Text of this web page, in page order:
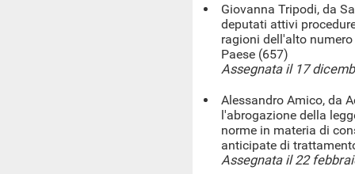
Giovanna Tripodi, da
deputati attivi
ragioni dell'alto
Paese (657)
Assegnata il 17
Alessandro Amico, da
l'abrogazione della
norme in materia di
anticipate di
Assegnata il 22